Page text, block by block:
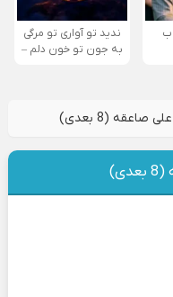
ندید تو آواری تو مرگی
به جون تو خون دلم –
صاعقه (8 بعدی)